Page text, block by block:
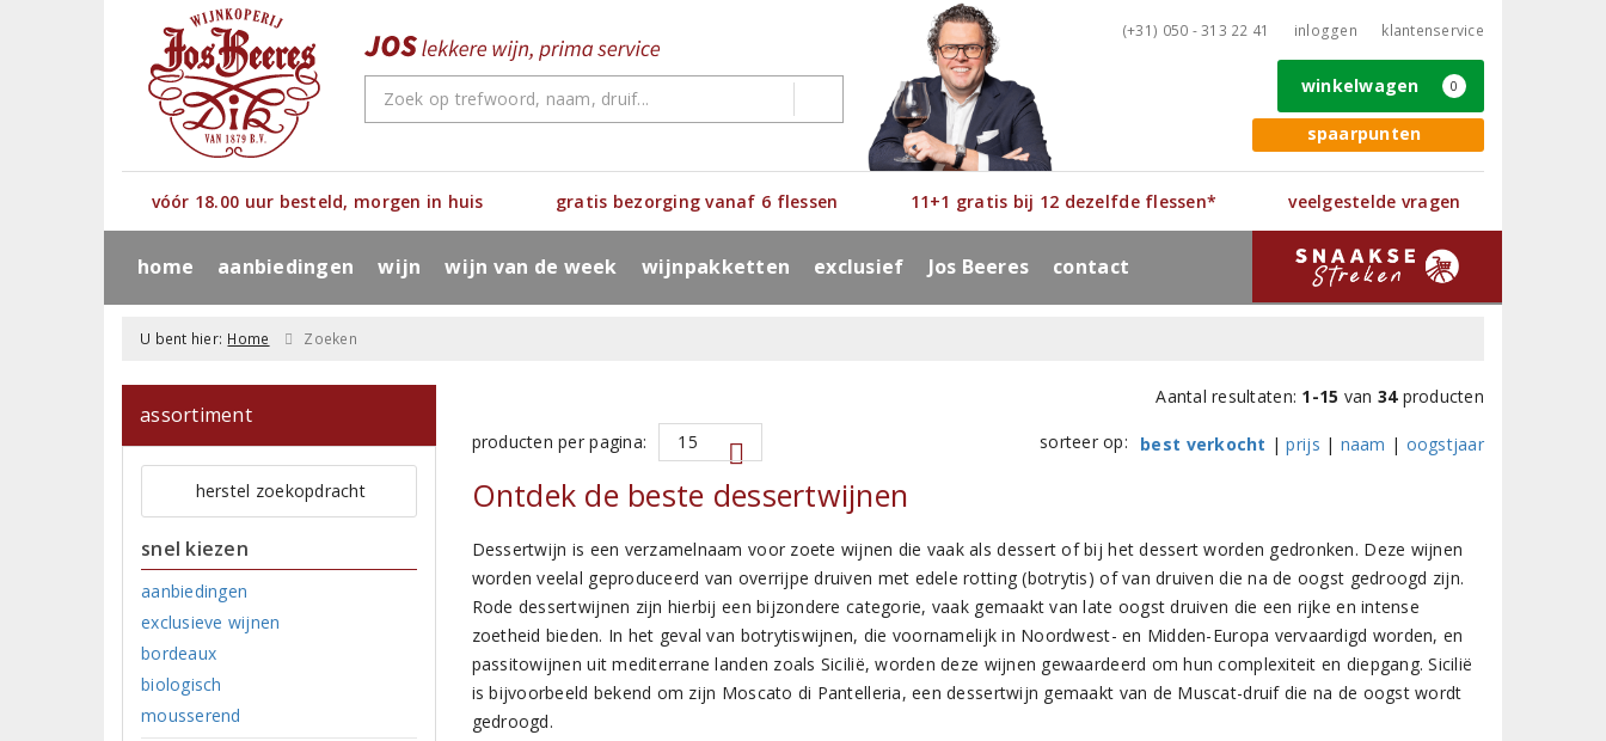
(+31) 050 - 313 22 41 inloggen klantenservice
spaarpunten
winkelwagen 0
vóór 18.00 uur besteld, morgen in huis gratis bezorging vanaf 6 flessen 11+1 gratis bij 12 dezelfde flessen* veelgestelde vragen
home aanbiedingen wijn wijn van de week wijnpakketten exclusief Jos Beeres contact
U bent hier: Home Zoeken
assortiment
herstel zoekopdracht
snel kiezen
aanbiedingen
exclusieve wijnen
bordeaux
biologisch
mousserend
Aantal resultaten: 1-15 van 34producten
producten per pagina:
sorteer op: best verkocht | prijs | naam | oogstjaar
Ontdek de beste dessertwijnen
Dessertwijn is een verzamelnaam voor zoete wijnen die vaak als dessert of bij het dessert worden gedronken. Deze wijnen
worden veelal geproduceerd van overrijpe druiven met edele rotting (botrytis) of van druiven die na de oogst gedroogd zijn.
Rode dessertwijnen zijn hierbij een bijzondere categorie, vaak gemaakt van late oogst druiven die een rijke en intense
zoetheid bieden. In het geval van botrytiswijnen, die voornamelijk in Noordwest- en Midden-Europa vervaardigd worden, en
passitowijnen uit mediterrane landen zoals Sicilië, worden deze wijnen gewaardeerd om hun complexiteit en diepgang. Sicilië
is bijvoorbeeld bekend om zijn Moscato di Pantelleria, een dessertwijn gemaakt van de Muscat-druif die na de oogst wordt
gedroogd.